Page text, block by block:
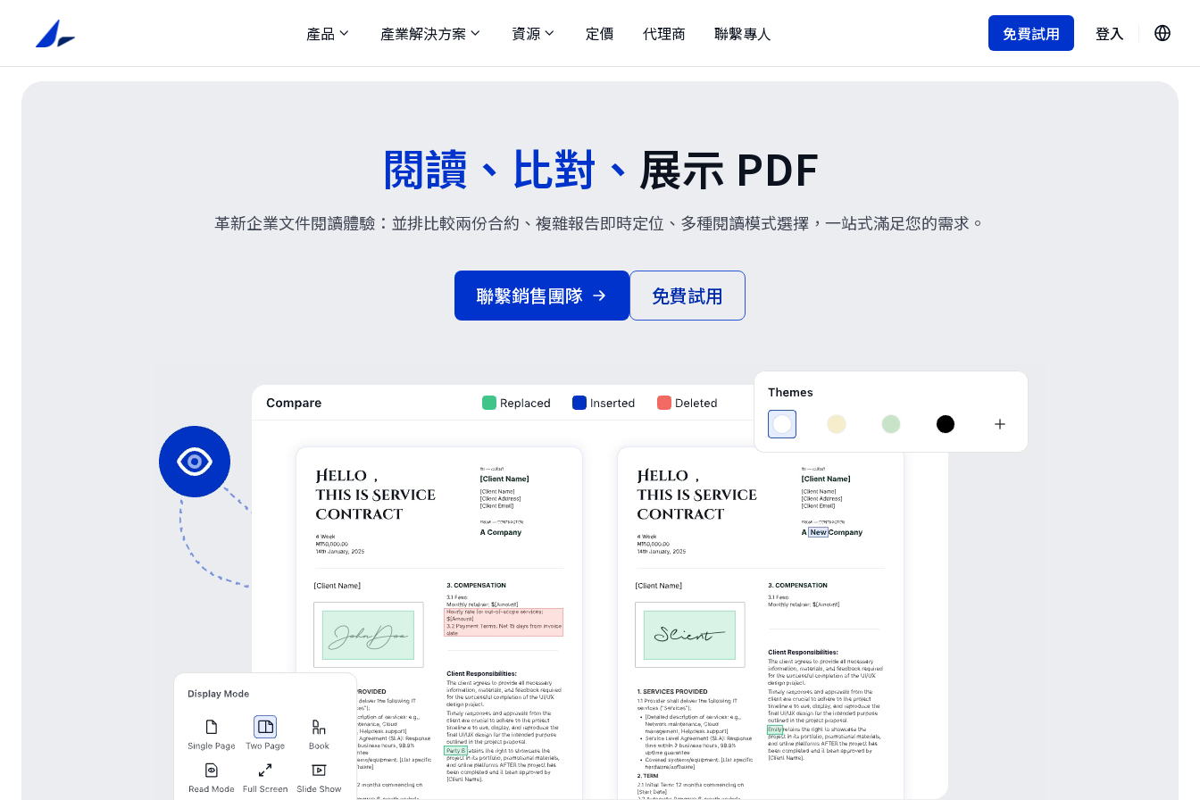
產品 產業解決方案 資源 定價 代理商 聯繫專人 免費試用 登入
閱讀、比對、 展示 PDF
革新企業文件閱讀體驗：並排比較兩份合約、複雜報告即時定位、多種閱讀模式選擇，一站式滿足您的需求。
聯繫銷售團隊 免費試用